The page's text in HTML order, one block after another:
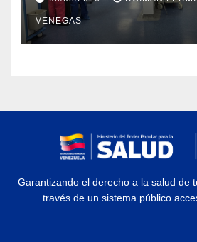
sísmicos
VENEGAS
Garantizando el derecho a la salud de
través de un sistema público